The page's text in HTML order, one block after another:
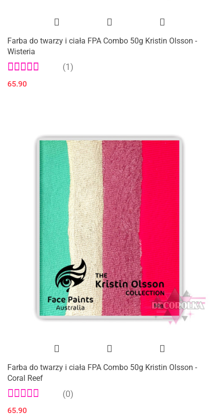
Farba do twarzy i ciała FPA Combo 50g Kristin Olsson -
Wisteria
(1)
65.90
Farba do twarzy i ciała FPA Combo 50g Kristin Olsson -
Coral Reef
(0)
65.90